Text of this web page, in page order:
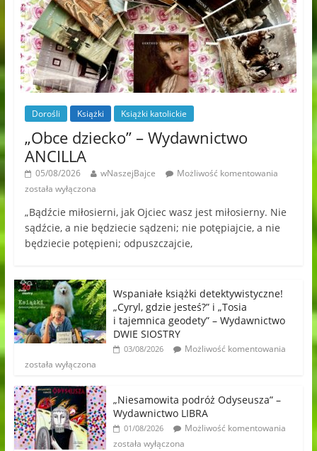
Dorośli Książki Książki katolickie
„Obce dziecko” – Wydawnictwo
ANCILLA
05/08/2026 wNaszejBajce
Możliwość komentowania
została wyłączona
„Bądźcie miłosierni, jak Ojciec wasz jest miłosierny. Nie
sądźcie, a nie będziecie sądzeni; nie potępiajcie, a nie
będziecie potępieni; odpuszczajcie,
Wspaniałe książki detektywistyczne!
„Cyryl, gdzie jesteś?” i „Tosia
i tajemnica geodety” – Wydawnictwo
DWIE SIOSTRY
03/08/2026
Możliwość komentowania
została wyłączona
„Niesamowita podróż Odyseusza” –
Wydawnictwo LIBRA
01/08/2026
Możliwość komentowania
została wyłączona